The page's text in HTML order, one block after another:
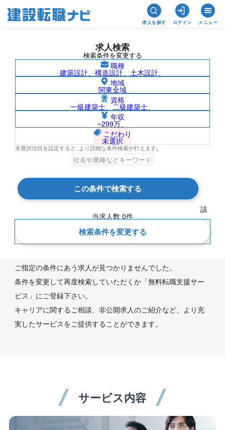
求人を探す ログイン メニュー
求人検索
検索条件を変更する
職種
建築設計、構造設計、土木設計、
地域
関東全域
資格
一級建築士、二級建築士、
年収
~299万、
こだわり
未選択
未選択項目を設定すると､より詳細な条件検索が行えます｡
この条件で検索する
該
当求人数 0件
検索条件を変更する
アフリカ/株式会社フソウの求人検索結果
一覧
新着順
ご指定の条件にあう求人が見つかりませんでした。
条件を変更して再度検索していただくか「無料転職支援サー
ビス」にご登録下さい。
キャリアに関するご相談、非公開求人のご紹介など、より充
実したサービスをご提供することができます。
サービス内容